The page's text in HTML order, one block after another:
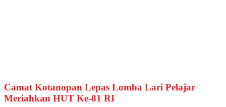
Camat Kotanopan Lepas Lomba Lari Pelajar
Meriahkan HUT Ke-81 RI